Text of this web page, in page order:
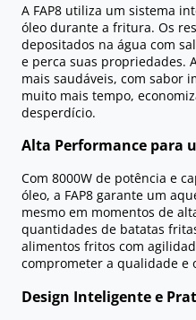
A FAP8 utiliza um sistema
óleo durante a fritura. Os
depositados na água com
e perca suas propriedades.
mais saudáveis, com sabor
muito mais tempo,
desperdício.
Alta Performance para
Com 8000W de potência e
óleo, a FAP8 garante um
mesmo em momentos de
quantidades de batatas
alimentos fritos com
comprometer a qualidade e
Design Inteligente e